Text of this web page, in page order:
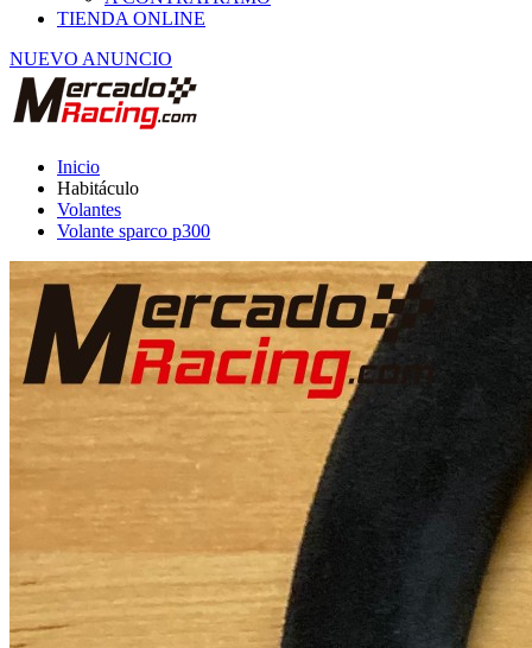
NUEVO ANUNCIO
Habitáculo
Volantes
Volante sparco p300